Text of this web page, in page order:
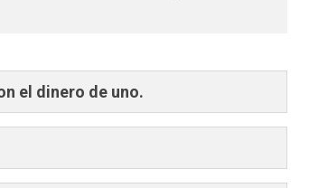
el dinero de uno.